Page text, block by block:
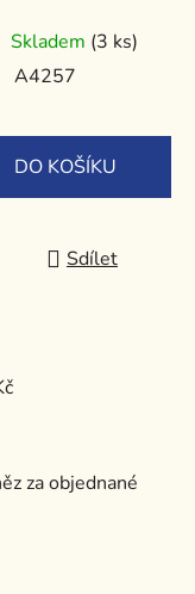
Skladem (3 ks)
A4257
DO KOŠÍKU
Sdílet
za objednané